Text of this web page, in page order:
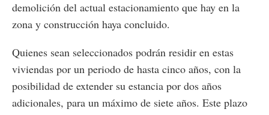
demolición del actual estacionamiento que hay en la
zona y construcción haya concluido.
Quienes sean seleccionados podrán residir en estas
viviendas por un periodo de hasta cinco años, con la
posibilidad de extender su estancia por dos años
adicionales, para un máximo de siete años. Este plazo